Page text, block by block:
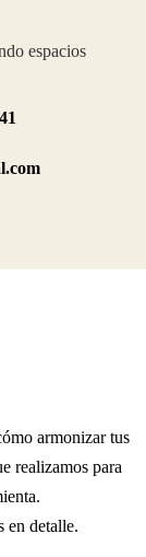
espacios
armonizar tus
realizamos para
en detalle.